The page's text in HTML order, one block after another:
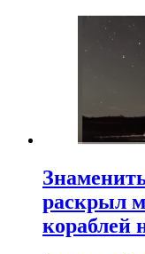
раскрыл
кораблей